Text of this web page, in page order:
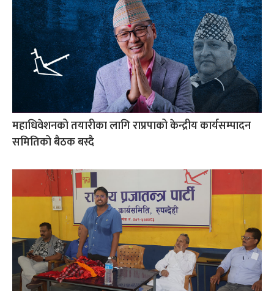
महाधिवेशनको तयारीका लागि राप्रपाको केन्द्रीय कार्यसम्पादन
समितिको बैठक बस्दै